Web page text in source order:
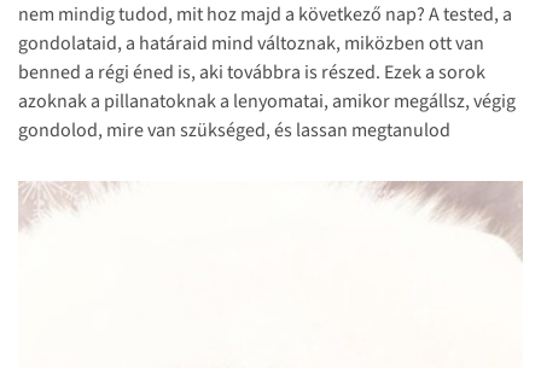
Nagyon szeretnénk kisbabát, de még nem vágtunk
bele a családalapításba.
Most határoztuk el magunkat.
Már dolgozunk a babaprojekten.
van Nálatok a babaprojekt, mióta tapasztaltok
nem mindig tudod, mit hoz majd a következő nap? A tested, a
gondolataid, a határaid mind változnak, miközben ott van
benned a régi éned is, aki továbbra is részed. Ezek a sorok
azoknak a pillanatoknak a lenyomatai, amikor megállsz, végig
gondolod, mire van szükséged, és lassan megtanulod
a még előtted álló utat is. Ismerősek a következő mondatok?